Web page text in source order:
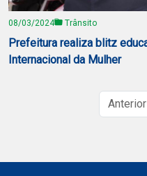
08/03/2024 Trânsito
Prefeitura realiza blitz
Internacional da Mulher
Anterior